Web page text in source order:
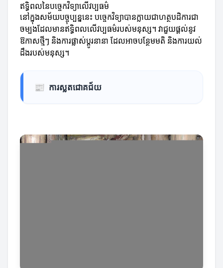
ឥទ្ធិពលនៃបច្ចេកវិទ្យា​លើវប្បធម៌
នៅក្នុងសម័យបច្ចុប្បន្ននេះ បច្ចេកវិទ្យាបានក្លាយជា​ហត្ថបដិការជា
ចម្បងដែលមានឥទ្ធិពលលើវប្បធម៌របស់មនុស្ស។ វាជួយផ្តល់នូវ
ឱកាសថ្មីៗ និងការផ្លាស់ប្តូរ​នានា ដែលអាចបន្ថែមមតិ និងការយល់
ដឹងរបស់មនុស្ស។
📰 ការស្លតជោគជ័យ